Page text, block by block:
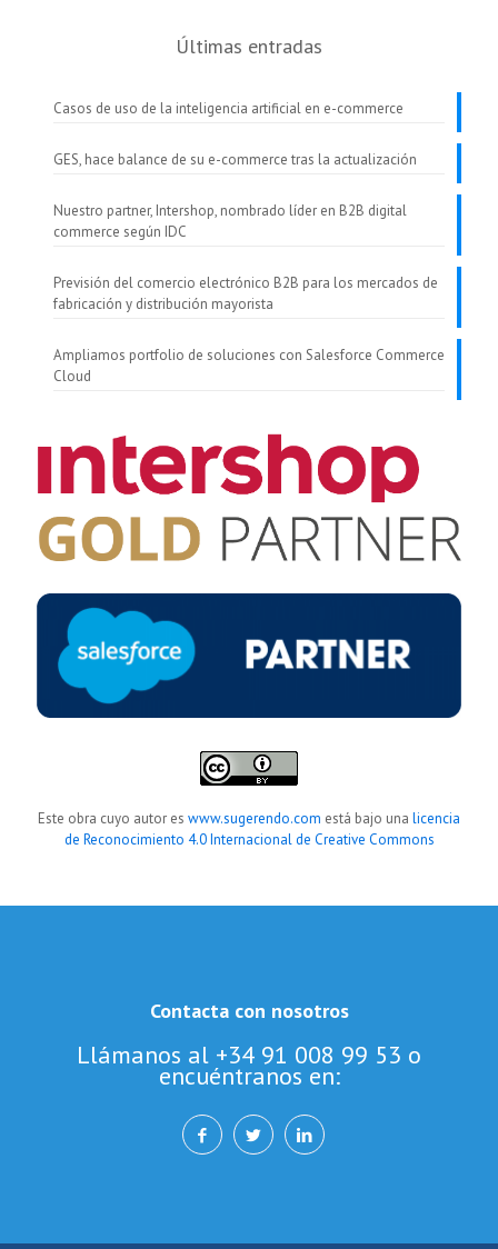
Últimas entradas
Casos de uso de la inteligencia artificial en e-commerce
GES, hace balance de su e-commerce tras la actualización
Nuestro partner, Intershop, nombrado líder en B2B digital
commerce según IDC
Previsión del comercio electrónico B2B para los mercados de
fabricación y distribución mayorista
Ampliamos portfolio de soluciones con Salesforce Commerce
Cloud
Este obra cuyo autor es www.sugerendo.com está bajo una licencia
de Reconocimiento 4.0 Internacional de Creative Commons
Contacta con nosotros
Llámanos al +34 91 008 99 53 o
encuéntranos en: